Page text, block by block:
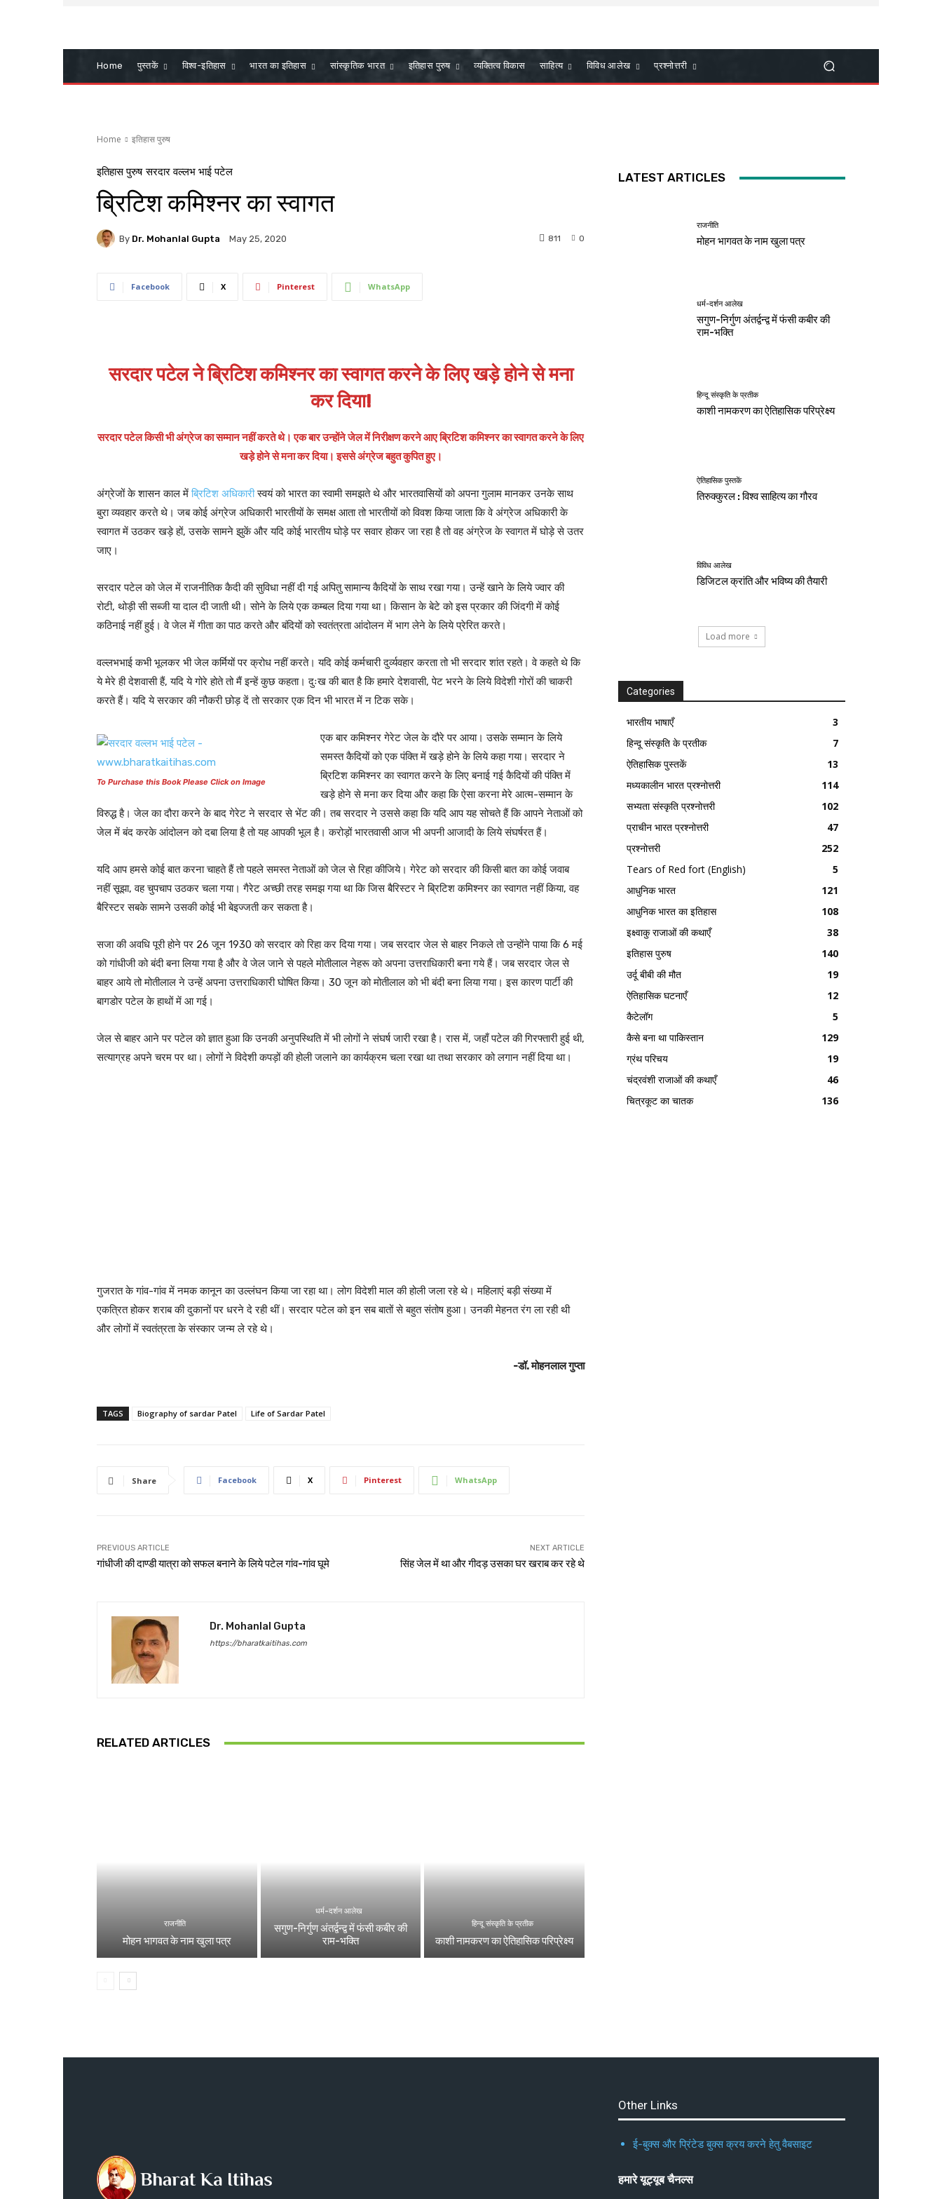
Home पुस्तकें विश्व-इतिहास भारत का इतिहास सांस्कृतिक भारत इतिहास पुरुष व्यक्तित्व विकास साहित्य विविध आलेख प्रश्नोत्तरी
Home इतिहास पुरुष
इतिहास पुरुष सरदार वल्लभ भाई पटेल
ब्रिटिश कमिश्नर का स्वागत
By Dr. Mohanlal Gupta May 25, 2020 0
811
Facebook X Pinterest WhatsApp
सरदार पटेल ने ब्रिटिश कमिश्नर का स्वागत करने के लिए खड़े होने से मना
कर दिया!
सरदार पटेल किसी भी अंग्रेज का सम्मान नहीं करते थे। एक बार उन्होंने जेल मेंनिरीक्षण करने आए ब्रिटिश कमिश्नर का स्वागत करने के लिए
खड़े होने से मना कर दिया। इससे अंग्रेज बहुत कुपित हुए।
अंग्रेजों के शासन काल मेंब्रिटिश अधिकारीस्वयं को भारत का स्वामी समझते थे और भारतवासियों को अपना गुलाम मानकर उनके साथ
बुरा व्यवहार करते थे। जब कोई अंग्रेज अधिकारी भारतीयों के समक्ष आता तो भारतीयों को विवश किया जाता कि वे अंग्रेज अधिकारी के
स्वागत में उठकर खड़े हों, उसके सामने झुकें और यदि कोई भारतीय घोड़े पर सवार होकर जा रहा है तो वह अंग्रेज के स्वागत में घोड़े से उतर
जाए।
सरदार पटेल को जेल में राजनीतिक कैदी की सुविधा नहीं दी गई अपितु सामान्य कैदियों के साथ रखा गया। उन्हें खाने के लिये ज्वार की
रोटी, थोड़ी सी सब्जी या दाल दी जाती थी। सोने के लिये एक कम्बल दिया गया था। किसान के बेटे को इस प्रकार की जिंदगी में कोई
कठिनाई नहीं हुई। वे जेल में गीता का पाठ करते और बंदियों को स्वतंत्रता आंदोलन में भाग लेने के लिये प्रेरित करते।
वल्लभभाई कभी भूलकर भी जेल कर्मियों पर क्रोध नहीं करते। यदि कोई कर्मचारी दुर्व्यवहार करता तो भी सरदार शांत रहते। वे कहते थे कि
ये मेरे ही देशवासी हैं, यदि ये गोरे होते तो मैं इन्हें कुछ कहता। दुःख की बात है कि हमारे देशवासी, पेट भरने के लिये विदेशी गोरों की चाकरी
करते हैं। यदि ये सरकार की नौकरी छोड़ दें तो सरकार एक दिन भी भारत में न टिक सके।
To Purchase this Book Please Click on Image
एक बार कमिश्नर गेरेट जेल के दौरे पर आया। उसके सम्मान के लिये
समस्त कैदियों को एक पंक्ति में खड़े होने के लिये कहा गया। सरदार ने
ब्रिटिश कमिश्नर का स्वागत करने के लिए बनाई गई कैदियों की पंक्ति में
खड़े होने से मना कर दिया और कहा कि ऐसा करना मेरे आत्म-सम्मान के
विरुद्ध है। जेल का दौरा करने के बाद गेरेट ने सरदार से भेंट की। तब सरदार ने उससे कहा कि यदि आप यह सोचते हैं कि आपने नेताओं को
जेल में बंद करके आंदोलन को दबा लिया है तो यह आपकी भूल है। करोड़ों भारतवासी आज भी अपनी आजादी के लिये संघर्षरत हैं।
यदि आप हमसे कोई बात करना चाहते हैं तो पहले समस्त नेताओं को जेल से रिहा कीजिये। गेरेट को सरदार की किसी बात का कोई जवाब
नहीं सूझा, वह चुपचाप उठकर चला गया। गैरेट अच्छी तरह समझ गया था कि जिस बैरिस्टर ने ब्रिटिश कमिश्नर का स्वागत नहीं किया, वह
बैरिस्टर सबके सामने उसकी कोई भी बेइज्जती कर सकता है।
सजा की अवधि पूरी होने पर 26 जून 1930 को सरदार को रिहा कर दिया गया। जब सरदार जेल से बाहर निकले तो उन्होंने पाया कि 6 मई
को गांधीजी को बंदी बना लिया गया है और वे जेल जाने से पहले मोतीलाल नेहरू को अपना उत्तराधिकारी बना गये हैं। जब सरदार जेल से
बाहर आये तो मोतीलाल ने उन्हें अपना उत्तराधिकारी घोषित किया। 30 जून को मोतीलाल को भी बंदी बना लिया गया। इस कारण पार्टी की
बागडोर पटेल के हाथों में आ गई।
जेल से बाहर आने पर पटेल को ज्ञात हुआ कि उनकी अनुपस्थिति में भी लोगों ने संघर्ष जारी रखा है। रास में, जहाँ पटेल की गिरफ्तारी हुई थी,
सत्याग्रह अपने चरम पर था। लोगों ने विदेशी कपड़ों की होली जलाने का कार्यक्रम चला रखा था तथा सरकार को लगान नहीं दिया था।
गुजरात के गांव-गांव में नमक कानून का उल्लंघन किया जा रहा था। लोग विदेशी माल की होली जला रहे थे। महिलाएं बड़ी संख्या में
एकत्रित होकर शराब की दुकानों पर धरने दे रही थीं। सरदार पटेल को इन सब बातों से बहुत संतोष हुआ। उनकी मेहनत रंग ला रही थी
और लोगों में स्वतंत्रता के संस्कार जन्म ले रहे थे।
-डॉ. मोहनलाल गुप्ता
TAGS Biography of sardar Patel Life of Sardar Patel
Share Facebook X Pinterest WhatsApp
PREVIOUS ARTICLE
गांधीजी की दाण्डी यात्रा को सफल बनाने के लिये पटेल गांव-गांव घूमे
NEXT ARTICLE
सिंह जेल में था और गीदड़ उसका घर खराब कर रहे थे
Dr. Mohanlal Gupta
https://bharatkaitihas.com
RELATED ARTICLES
राजनीति
मोहन भागवत के नाम खुला पत्र
धर्म-दर्शन आलेख
सगुण-निर्गुण अंतर्द्वन्द्व में फंसी कबीर की
राम-भक्ति
हिन्दू संस्कृति के प्रतीक
काशी नामकरण का ऐतिहासिक परिप्रेक्ष्य
LATEST ARTICLES
राजनीति
मोहन भागवत के नाम खुला पत्र
धर्म-दर्शन आलेख
सगुण-निर्गुण अंतर्द्वन्द्व में फंसी कबीर की
राम-भक्ति
हिन्दू संस्कृति के प्रतीक
काशी नामकरण का ऐतिहासिक परिप्रेक्ष्य
ऐतिहासिक पुस्तकें
तिरुक्कुरल : विश्व साहित्य का गौरव
विविध आलेख
डिजिटल क्रांति और भविष्य की तैयारी
Load more
Categories
भारतीय भाषाएँ
3
हिन्दू संस्कृति के प्रतीक
7
ऐतिहासिक पुस्तकें
13
मध्यकालीन भारत प्रश्नोत्तरी
114
सभ्यता संस्कृति प्रश्नोत्तरी
102
प्राचीन भारत प्रश्नोत्तरी
47
प्रश्नोत्तरी
252
Tears of Red fort (English)
5
आधुनिक भारत
121
आधुनिक भारत का इतिहास
108
इक्ष्वाकु राजाओं की कथाएँ
38
इतिहास पुरुष
140
उर्दू बीबी की मौत
19
ऐतिहासिक घटनाएँ
12
कैटेलॉग
5
कैसे बना था पाकिस्तान
129
ग्रंथ परिचय
19
चंद्रवंशी राजाओं की कथाएँ
46
चित्रकूट का चातक
136
Other Links
ई-बुक्स और प्रिंटेड बुक्स क्रय करने हेतु वैबसाइट
हमारे यूट्यूब चैनल्स